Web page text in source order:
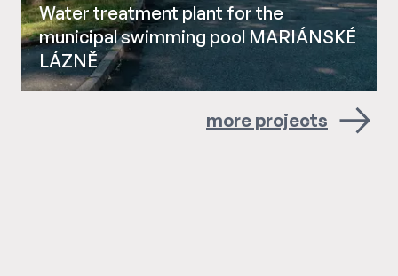
Water treatment plant for the
municipal swimming pool MARIÁNSKÉ
LÁZNĚ
more projects